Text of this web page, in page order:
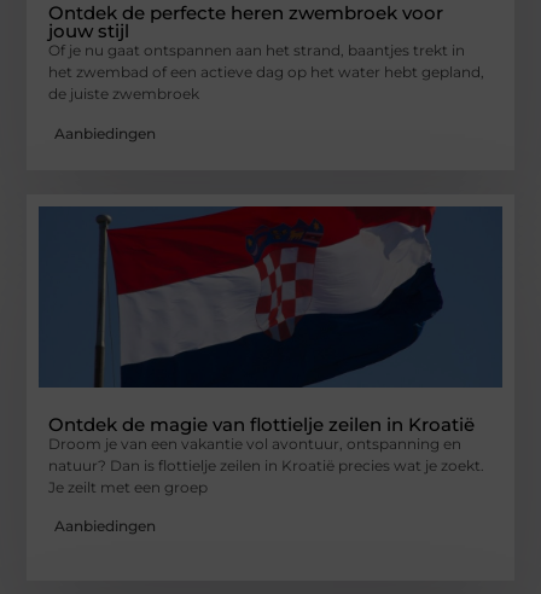
Ontdek de perfecte heren zwembroek voor
jouw stijl
Of je nu gaat ontspannen aan het strand, baantjes trekt in
het zwembad of een actieve dag op het water hebt gepland,
de juiste zwembroek
Aanbiedingen
Ontdek de magie van flottielje zeilen in Kroatië
Droom je van een vakantie vol avontuur, ontspanning en
natuur? Dan is flottielje zeilen in Kroatië precies wat je zoekt.
Je zeilt met een groep
Aanbiedingen